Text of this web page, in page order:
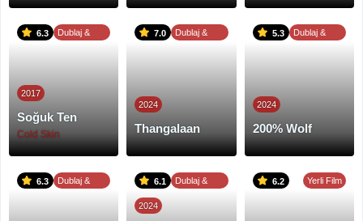
6.3
Dublaj &
2017
Soğuk Ten
Cold Skin
7.0
Dublaj &
2024
Thangalaan
5.3
Dublaj &
2024
200% Wolf
6.3
Dublaj &
6.1
Dublaj &
2024
6.2 Yerli Film